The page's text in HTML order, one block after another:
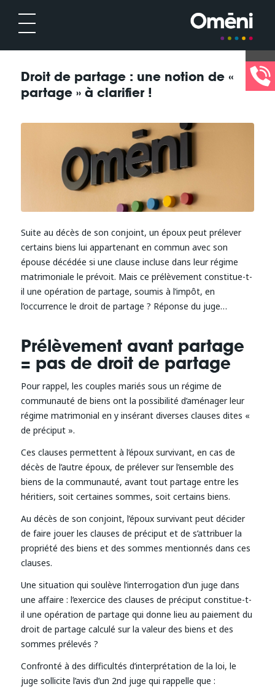
Droit de partage : une notion de «
partage » à clarifier !
Suite au décès de son conjoint, un époux peut prélever
certains biens lui appartenant en commun avec son
épouse décédée si une clause incluse dans leur régime
matrimoniale le prévoit. Mais ce prélèvement constitue-t-
il une opération de partage, soumis à l’impôt, en
l’occurrence le droit de partage ? Réponse du juge…
Prélèvement avant partage
= pas de droit de partage
Pour rappel, les couples mariés sous un régime de
communauté de biens ont la possibilité d’aménager leur
régime matrimonial en y insérant diverses clauses dites «
de préciput ».
Ces clauses permettent à l’époux survivant, en cas de
décès de l’autre époux, de prélever sur l’ensemble des
biens de la communauté, avant tout partage entre les
héritiers, soit certaines sommes, soit certains biens.
Au décès de son conjoint, l’époux survivant peut décider
de faire jouer les clauses de préciput et de s’attribuer la
propriété des biens et des sommes mentionnés dans ces
clauses.
Une situation qui soulève l’interrogation d’un juge dans
une affaire : l’exercice des clauses de préciput constitue-t-
il une opération de partage qui donne lieu au paiement du
droit de partage calculé sur la valeur des biens et des
sommes prélevés ?
Confronté à des difficultés d’interprétation de la loi, le
juge sollicite l’avis d’un 2nd juge qui rappelle que :